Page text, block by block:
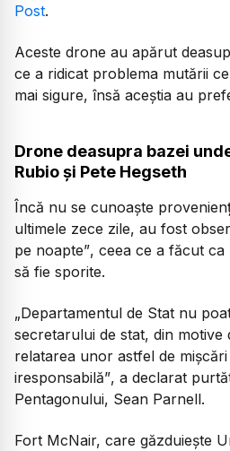
Post.
Aceste drone au apărut
ce a ridicat problema mutării
mai sigure, însă aceștia au
Drone deasupra bazei
Rubio și Pete Hegseth
Încă nu se cunoaște
ultimele zece zile, au fost
pe noapte”, ceea ce a făcut ca
să fie sporite.
„Departamentul de Stat nu
secretarului de stat, din motive
relatarea unor astfel de
iresponsabilă”, a declarat
Pentagonului, Sean Parnell.
Fort McNair, care găzduiește